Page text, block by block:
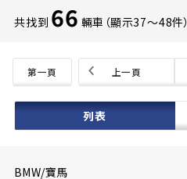
共找到 66 輛車（顯示37〜48件）
第一頁 上一頁
列表
BMW/寶馬